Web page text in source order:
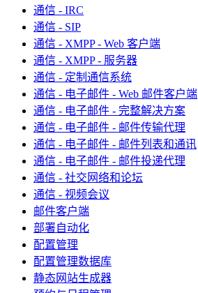
通信 - IRC
通信 - SIP
通信 - XMPP - Web 客户端
通信 - XMPP - 服务器
通信 - 定制通信系统
通信 - 电子邮件 - Web 邮件客户端
通信 - 电子邮件 - 完整解决方案
通信 - 电子邮件 - 邮件传输代理
通信 - 电子邮件 - 邮件列表和通讯
通信 - 电子邮件 - 邮件投递代理
通信 - 社交网络和论坛
通信 - 视频会议
邮件客户端
部署自动化
配置管理
配置管理数据库
静态网站生成器